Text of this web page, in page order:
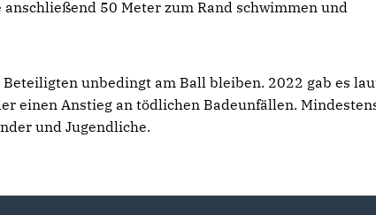
50 Meter zum Rand schwimmen und
unbedingt am Ball bleiben. 2022 gab es
einen Anstieg an tödlichen Badeunfällen.
und Jugendliche.